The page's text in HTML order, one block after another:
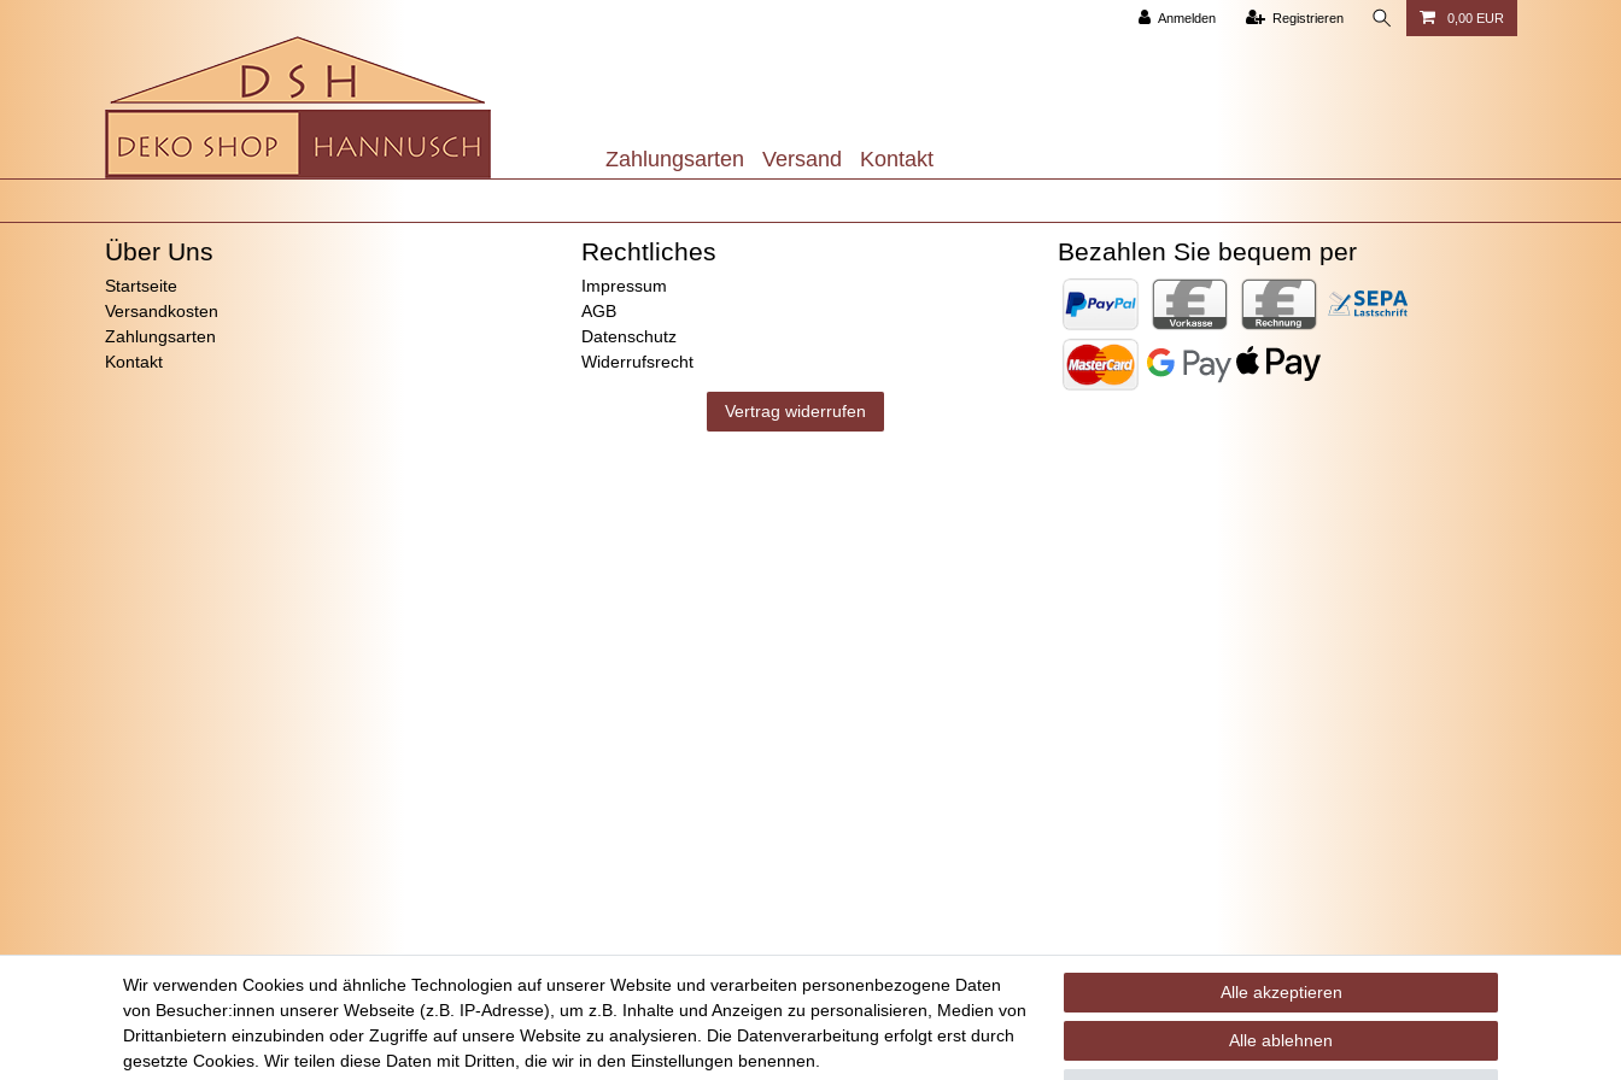
Anmelden Registrieren 0,00 EUR
Zahlungsarten Versand Kontakt
Über Uns
Startseite
Versandkosten
Zahlungsarten
Kontakt
Rechtliches
Impressum
AGB
Datenschutz
Widerrufsrecht
Vertrag widerrufen
Bezahlen Sie bequem per
Wir verwenden Cookies und ähnliche Technologien auf unserer Website und verarbeiten personenbezogene Daten
von Besucher:innen unserer Webseite (z.B. IP-Adresse), um z.B. Inhalte und Anzeigen zu personalisieren, Medien von
Drittanbietern einzubinden oder Zugriffe auf unsere Website zu analysieren. Die Datenverarbeitung erfolgt erst durch
gesetzte Cookies. Wir teilen diese Daten mit Dritten, die wir in den Einstellungen benennen.
Alle akzeptieren
Alle ablehnen